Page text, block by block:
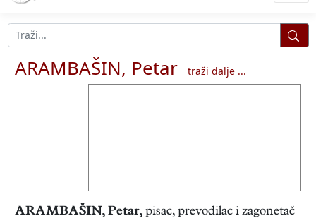
ARAMBAŠIN, Petar traži dalje ...
ARAMBAŠIN, Petar, pisac, prevodilac i zagonetač